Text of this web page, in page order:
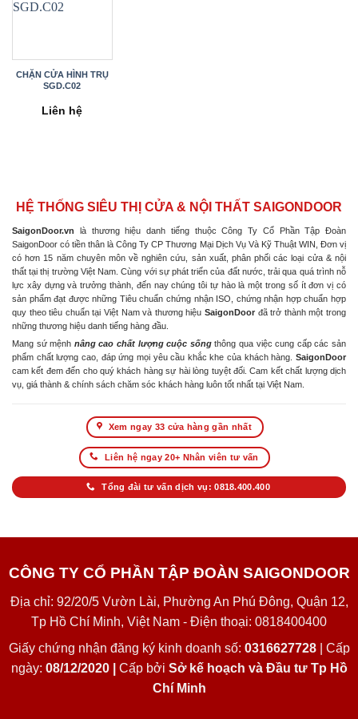
CHẶN CỬA HÌNH TRỤ
SGD.C02
Liên hệ
HỆ THỐNG SIÊU THỊ CỬA & NỘI THẤT SAIGONDOOR
SaigonDoor.vn là thương hiệu danh tiếng thuộc Công Ty Cổ Phần Tập Đoàn
SaigonDoor có tiền thân là Công Ty CP Thương Mại Dịch Vụ Và Kỹ Thuật WIN, Đơn vị
có hơn 15 năm chuyên môn về nghiên cứu, sản xuất, phân phối các loại cửa & nội
thất tại thị trường Việt Nam. Cùng với sự phát triển của đất nước, trải qua quá trình nỗ
lực xây dựng và trưởng thành, đến nay chúng tôi tự hào là một trong số ít đơn vị có
sản phẩm đạt được những Tiêu chuẩn chứng nhận ISO, chứng nhận hợp chuẩn hợp
quy theo tiêu chuẩn tại Việt Nam và thương hiệu SaigonDoor đã trở thành một trong
những thương hiệu danh tiếng hàng đầu.
Mang sứ mệnh nâng cao chất lượng cuộc sốngthông qua việc cung cấp các sản
phẩm chất lượng cao, đáp ứng mọi yêu cầu khắc khe của khách hàng. SaigonDoor
cam kết đem đến cho quý khách hàng sự hài lòng tuyệt đối. Cam kết chất lượng dịch
vụ, giá thành & chính sách chăm sóc khách hàng luôn tốt nhất tại Việt Nam.
Xem ngay 33 cửa hàng gần nhất
Liên hệ ngay 20+ Nhân viên tư vấn
Tổng đài tư vấn dịch vụ: 0818.400.400
CÔNG TY CỔ PHẦN TẬP ĐOÀN SAIGONDOOR
Địa chỉ: 92/20/5 Vườn Lài, Phường An Phú Đông, Quận 12,
Tp Hồ Chí Minh, Việt Nam - Điện thoại: 0818400400
Giấy chứng nhận đăng ký kinh doanh số: 0316627728| Cấp
ngày: 08/12/2020 | Cấp bởi Sở kế hoạch và Đầu tư Tp Hồ
Chí Minh